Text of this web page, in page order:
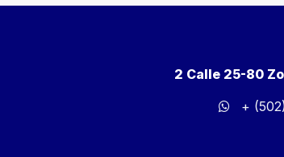
2 Calle 25-80
+